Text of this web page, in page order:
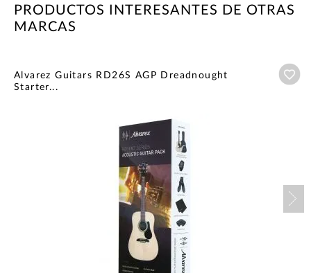
PRODUCTOS INTERESANTES DE OTRAS
MARCAS
Alvarez Guitars RD26S AGP Dreadnought
Starter...